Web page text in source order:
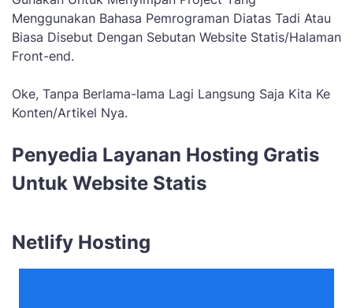
Menggunakan Bahasa Pemrograman Diatas Tadi Atau
Biasa Disebut Dengan Sebutan Website Statis/Halaman
Front-end.
Oke, Tanpa Berlama-lama Lagi Langsung Saja Kita Ke
Konten/Artikel Nya.
Penyedia Layanan Hosting Gratis
Untuk Website Statis
Netlify Hosting